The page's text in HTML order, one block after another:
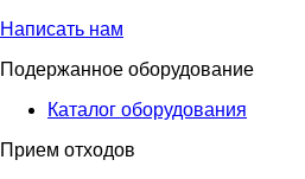
Написать нам
Подержанное оборудование
Каталог оборудования
Прием отходов